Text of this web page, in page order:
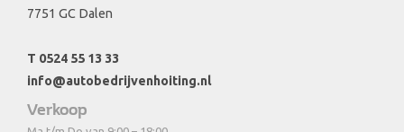
7751 GC Dalen
T 0524 55 13 33
info@autobedrijvenhoiting.nl
Verkoop